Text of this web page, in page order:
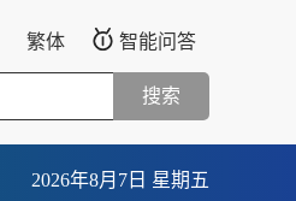
繁体 智能问答
搜索
2026年8月7日 星期五